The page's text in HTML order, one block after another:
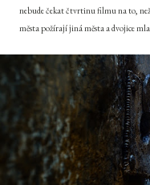
nebude čekat čtvrtinu filmu na to,
města požírají jiná města a dvojice